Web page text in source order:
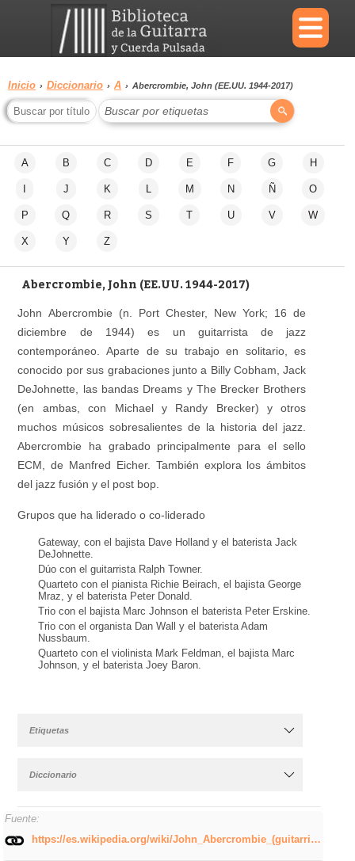
×
Menu
Biblioteca Diccionario
Área
personal
Inicio › Diccionario › A › Abercrombie, John (EE.UU. 1944-2017)
Buscar por etiquetas
A B C D E F G H
J K L M N Ñ O
P Q R S T U V W
X Y Z
Abercrombie, John (EE.UU. 1944-2017)
John Abercrombie (n. Port Chester, New York; 16 de
diciembre de 1944) es un guitarrista de jazz
contemporáneo. Aparte de su trabajo en solitario, es
conocido por sus grabaciones junto a Billy Cobham, Jack
DeJohnette, las bandas Dreams y The Brecker Brothers
(en ambas, con Michael y Randy Brecker) y otros
muchos músicos sobresalientes de la historia del jazz.
Abercrombie ha grabado principalmente para el sello
ECM, de Manfred Eicher. También explora los ámbitos
del jazz fusión y el post bop.
Grupos que ha liderado o co-liderado
Gateway, con el bajista Dave Holland y el baterista Jack
DeJohnette.
Dúo con el guitarrista Ralph Towner.
Quarteto con el pianista Richie Beirach, el bajista George
Mraz, y el baterista Peter Donald.
Trio con el bajista Marc Johnson el baterista Peter Erskine.
Trio con el organista Dan Wall y el baterista Adam
Nussbaum.
Quarteto con el violinista Mark Feldman, el bajista Marc
Johnson, y el baterista Joey Baron.
Etiquetas
Diccionario
Fuente:
https://es.wikipedia.org/wiki/John_Abercrombie_(guitarrista)